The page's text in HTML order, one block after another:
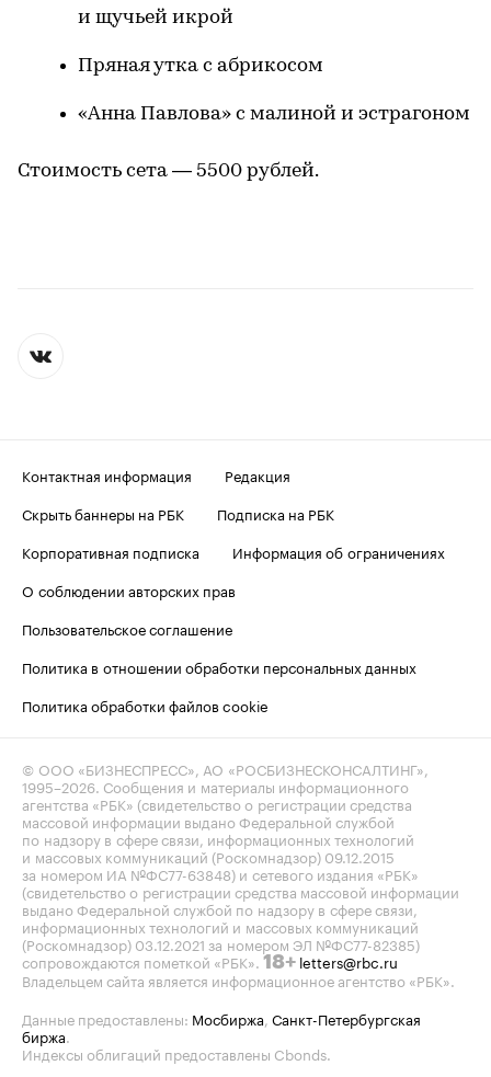
и щучьей икрой
Пряная утка с абрикосом
«Анна Павлова» с малиной и эстрагоном
Стоимость сета — 5500 рублей.
Контактная информация
Редакция
Скрыть баннеры на РБК
Подписка на РБК
Корпоративная подписка
Информация об ограничениях
О соблюдении авторских прав
Пользовательское соглашение
Политика в отношении обработки персональных данных
Политика обработки файлов cookie
© ООО «БИЗНЕСПРЕСС», АО «РОСБИЗНЕСКОНСАЛТИНГ»,
1995–2026. Сообщения и материалы информационного
агентства «РБК» (свидетельство о регистрации средства
массовой информации выдано Федеральной службой
по надзору в сфере связи, информационных технологий
и массовых коммуникаций (Роскомнадзор) 09.12.2015
за номером ИА №ФС77-63848) и сетевого издания «РБК»
(свидетельство о регистрации средства массовой информации
выдано Федеральной службой по надзору в сфере связи,
информационных технологий и массовых коммуникаций
(Роскомнадзор) 03.12.2021 за номером ЭЛ №ФС77-82385)
сопровождаются пометкой «РБК». 18+ letters@rbc.ru
Владельцем сайта является информационное агентство «РБК».
Данные предоставлены: Мосбиржа, Санкт-Петербургская
биржа.
Индексы облигаций предоставлены Cbonds.